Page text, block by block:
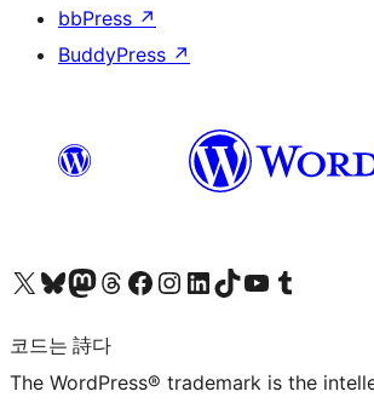
bbPress ↗
BuddyPress ↗
X(이전 트위터) 계정 방문하기블루스카이 계정 방문하기마스토돈 계정 방문하기스레드 계정 방문하기 페이스북 페이지 방문하기인스타그램 계정 방문하기 LinkedIn 계정 방문하기틱톡 계정 방문하기유튜브 채널 방문하기 텀블러 계정 방문하기
코드는 詩다
The WordPress® trademark is the